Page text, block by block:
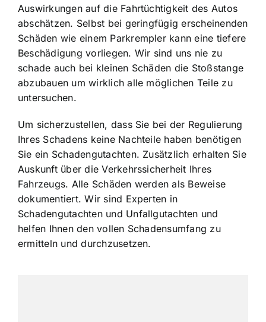
Auswirkungen auf die Fahrtüchtigkeit des Autos
abschätzen. Selbst bei geringfügig erscheinenden
Schäden wie einem Parkrempler kann eine tiefere
Beschädigung vorliegen. Wir sind uns nie zu
schade auch bei kleinen Schäden die Stoßstange
abzubauen um wirklich alle möglichen Teile zu
untersuchen.
Um sicherzustellen, dass Sie bei der Regulierung
Ihres Schadens keine Nachteile haben benötigen
Sie ein Schadengutachten. Zusätzlich erhalten Sie
Auskunft über die Verkehrssicherheit Ihres
Fahrzeugs. Alle Schäden werden als Beweise
dokumentiert. Wir sind Experten in
Schadengutachten und Unfallgutachten und
helfen Ihnen den vollen Schadensumfang zu
ermitteln und durchzusetzen.